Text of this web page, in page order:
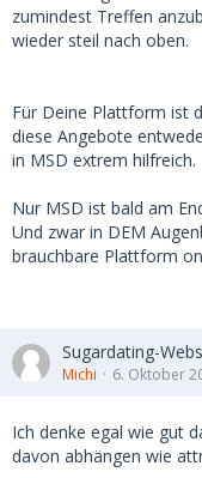
zumindest Treffen
wieder steil nach oben.
Für Deine Plattform ist
diese Angebote
in MSD extrem hilfreich.
Nur MSD ist bald am
Und zwar in DEM
brauchbare Plattform
Sugardating-
Michi 6. Oktober
Ich denke egal wie gut
davon abhängen wie